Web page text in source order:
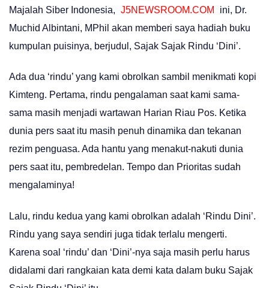
Majalah Siber Indonesia, J5NEWSROOM.COM
ini, Dr.
Muchid Albintani, MPhil akan memberi saya hadiah buku
kumpulan puisinya, berjudul, Sajak Sajak Rindu ‘Dini’.
Ada dua ‘rindu’ yang kami obrolkan sambil menikmati kopi
Kimteng. Pertama, rindu pengalaman saat kami sama-
sama masih menjadi wartawan Harian Riau Pos. Ketika
dunia pers saat itu masih penuh dinamika dan tekanan
rezim penguasa. Ada hantu yang menakut-nakuti dunia
pers saat itu, pembredelan. Tempo dan Prioritas sudah
mengalaminya!
Lalu, rindu kedua yang kami obrolkan adalah ‘Rindu Dini’.
Rindu yang saya sendiri juga tidak terlalu mengerti.
Karena soal ‘rindu’ dan ‘Dini’-nya saja masih perlu harus
didalami dari rangkaian kata demi kata dalam buku Sajak